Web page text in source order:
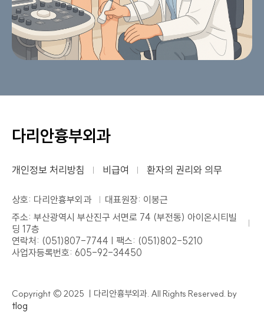
다리안흉부외과
개인정보 처리방침 비급여 환자의 권리와 의무
상호: 다리안흉부외과
대표원장: 이봉근
주소: 부산광역시 부산진구 서면로 74 (부전동) 아이온시티빌
딩 17층
연락처: (051)807-7744 | 팩스: (051)802-5210
사업자등록번호: 605-92-34450
Copyright © 2025 ㅣ다리안흉부외과. All Rights Reserved. by
tlog